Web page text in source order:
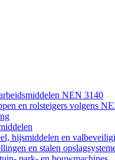
NEN 3140
en rolsteigers volgens
hijsmiddelen en
en stalen